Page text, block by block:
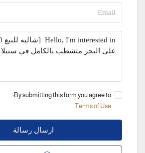
By submitting this form you agree to:
Terms of Use
ارسال رسالة